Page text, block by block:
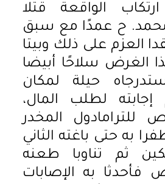
الواقعة قتلا
محمد. ح عمدًا مع سبق
العزم على ذلك وبيتا
الغرض سلاحًا أبيضا
حيلة لمكان
إجابته لطلب المال،
للترامادول المخدر
به حتى باغته الثاني
ثم تناوبا طعنه
فأحدثا به الإصابات